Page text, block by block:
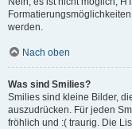
werden.
Nach oben
Was sind Smilies?
Smilies sind kleine Bilder,
auszudrücken. Für jeden
fröhlich und :( traurig. Die